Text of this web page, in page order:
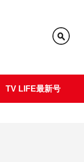
TV LIFE最新号